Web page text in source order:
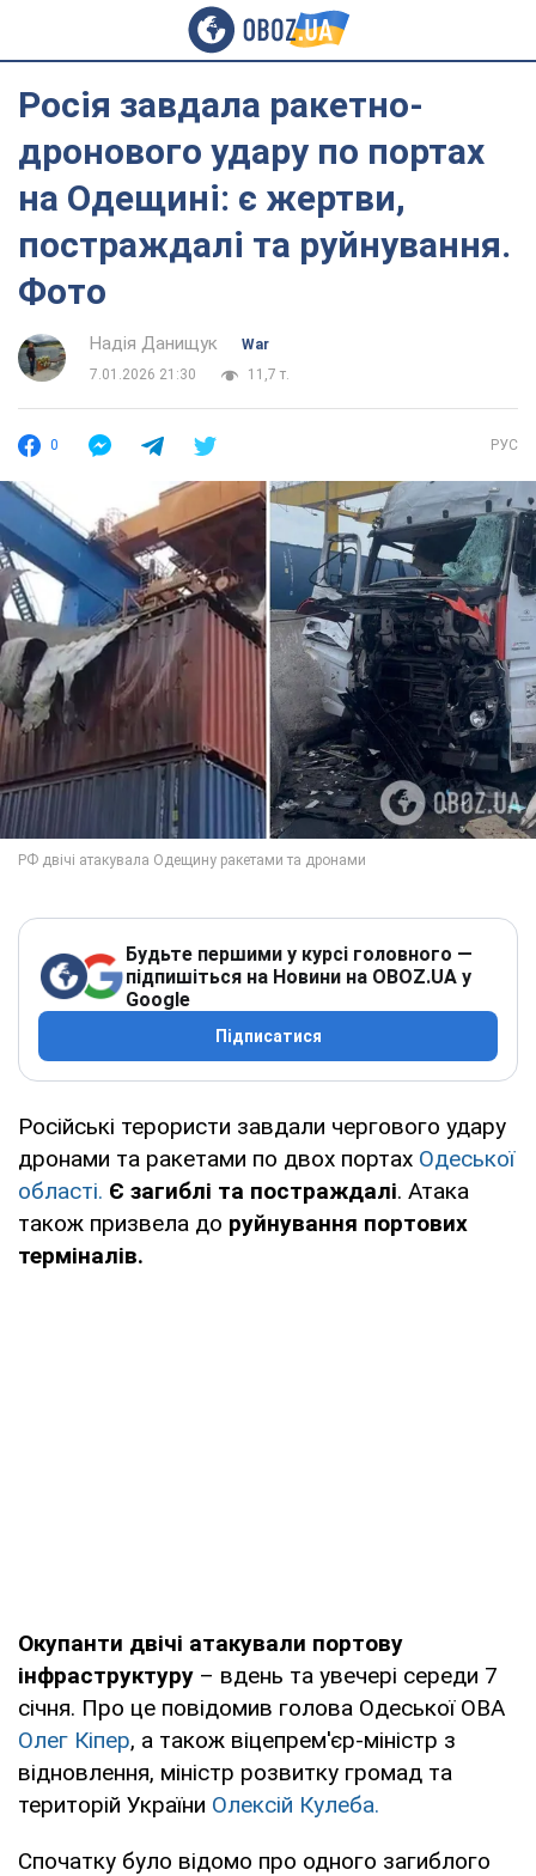
Росія завдала ракетно-
дронового удару по портах
на Одещині: є жертви,
постраждалі та руйнування.
Фото
Надія Данищук
War
7.01.2026 21:30
11,7 т.
0 РУС
Будьте першими у курсі головного —
підпишіться на Новини на OBOZ.UA у
Google
Підписатися
Російські терористи завдали чергового удару
дронами та ракетами по двох портах Одеської
області. Є загиблі та постраждалі. Атака
також призвела до руйнування портових
терміналів.
Окупанти двічі атакували портову
інфраструктуру – вдень та увечері середи 7
січня. Про це повідомив голова Одеської ОВА
Олег Кіпер, а також віцепрем'єр-міністр з
відновлення, міністр розвитку громад та
територій України Олексій Кулеба.
Спочатку було відомо про одного загиблого